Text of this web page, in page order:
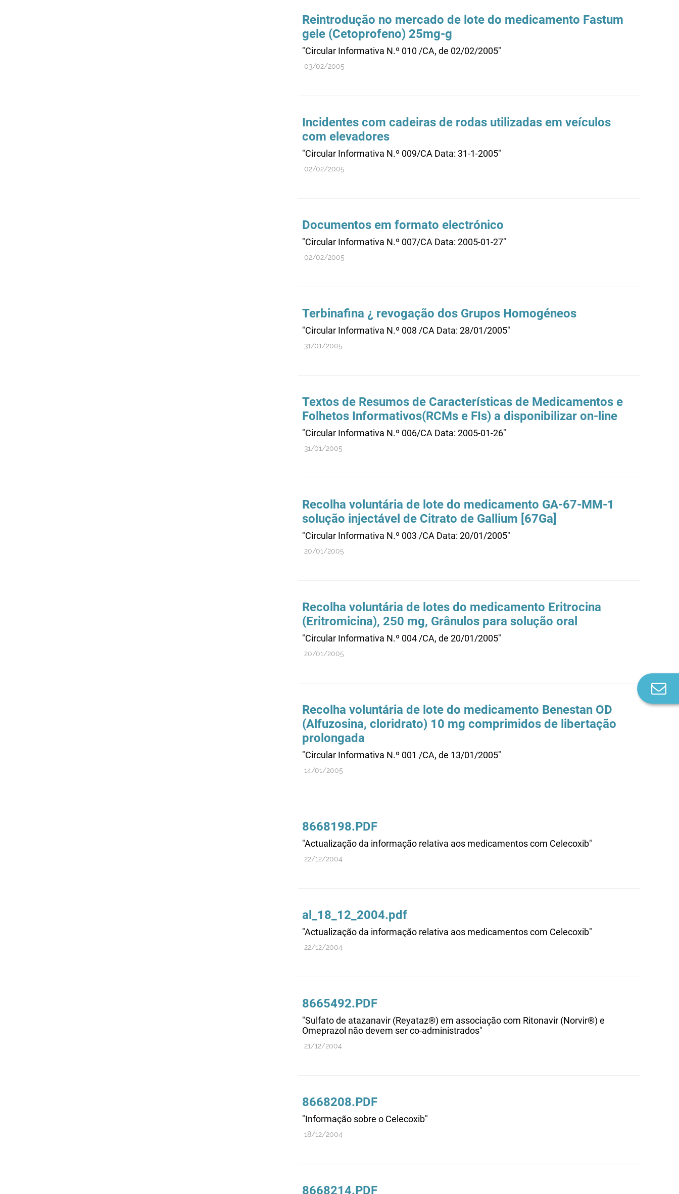
Reintrodução no mercado de lote do medicamento Fastum
gele (Cetoprofeno) 25mg-g
"Circular Informativa N.º 010 /CA, de 02/02/2005"
03/02/2005
Incidentes com cadeiras de rodas utilizadas em veículos
com elevadores
"Circular Informativa N.º 009/CA Data: 31-1-2005"
02/02/2005
Documentos em formato electrónico
"Circular Informativa N.º 007/CA Data: 2005-01-27"
02/02/2005
Terbinafina ¿ revogação dos Grupos Homogéneos
"Circular Informativa N.º 008 /CA Data: 28/01/2005"
31/01/2005
Textos de Resumos de Características de Medicamentos e
Folhetos Informativos(RCMs e FIs) a disponibilizar on-line
"Circular Informativa N.º 006/CA Data: 2005-01-26"
31/01/2005
Recolha voluntária de lote do medicamento GA-67-MM-1
solução injectável de Citrato de Gallium [67Ga]
"Circular Informativa N.º 003 /CA Data: 20/01/2005"
20/01/2005
Recolha voluntária de lotes do medicamento Eritrocina
(Eritromicina), 250 mg, Grânulos para solução oral
"Circular Informativa N.º 004 /CA, de 20/01/2005"
20/01/2005
Recolha voluntária de lote do medicamento Benestan OD
(Alfuzosina, cloridrato) 10 mg comprimidos de libertação
prolongada
"Circular Informativa N.º 001 /CA, de 13/01/2005"
14/01/2005
8668198.PDF
"Actualização da informação relativa aos medicamentos com Celecoxib"
22/12/2004
al_18_12_2004.pdf
"Actualização da informação relativa aos medicamentos com Celecoxib"
22/12/2004
8665492.PDF
"Sulfato de atazanavir (Reyataz®) em associação com Ritonavir (Norvir®) e
Omeprazol não devem ser co-administrados"
21/12/2004
8668208.PDF
"Informação sobre o Celecoxib"
18/12/2004
8668214.PDF